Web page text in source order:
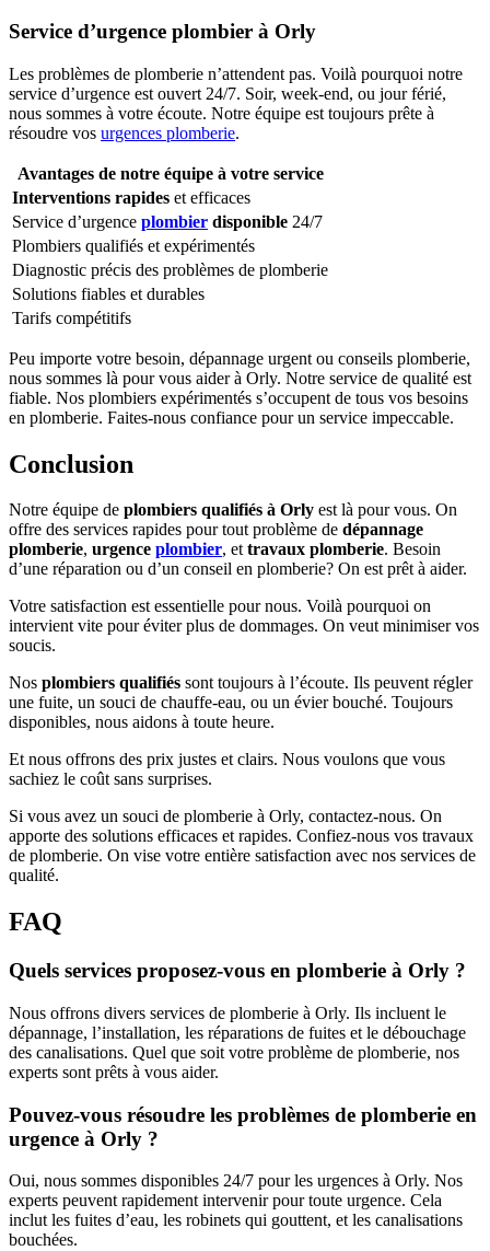
Service d’urgence plombier à Orly
Les problèmes de plomberie n’attendent pas. Voilà pourquoi notre
service d’urgence est ouvert 24/7. Soir, week-end, ou jour férié,
nous sommes à votre écoute. Notre équipe est toujours prête à
résoudre vos urgences plomberie.
Avantages de notre équipe à votre service
Interventions rapides et efficaces
Service d’urgence plombier disponible 24/7
Plombiers qualifiés et expérimentés
Diagnostic précis des problèmes de plomberie
Solutions fiables et durables
Tarifs compétitifs
Peu importe votre besoin, dépannage urgent ou conseils plomberie,
nous sommes là pour vous aider à Orly. Notre service de qualité est
fiable. Nos plombiers expérimentés s’occupent de tous vos besoins
en plomberie. Faites-nous confiance pour un service impeccable.
Conclusion
Notre équipe de plombiers qualifiés à Orly est là pour vous. On
offre des services rapides pour tout problème de dépannage
plomberie, urgence plombier, ettravaux plomberie. Besoin
d’une réparation ou d’un conseil en plomberie? On est prêt à aider.
Votre satisfaction est essentielle pour nous. Voilà pourquoi on
intervient vite pour éviter plus de dommages. On veut minimiser vos
soucis.
Nos plombiers qualifiés sont toujours à l’écoute. Ils peuvent régler
une fuite, un souci de chauffe-eau, ou un évier bouché. Toujours
disponibles, nous aidons à toute heure.
Et nous offrons des prix justes et clairs. Nous voulons que vous
sachiez le coût sans surprises.
Si vous avez un souci de plomberie à Orly, contactez-nous. On
apporte des solutions efficaces et rapides. Confiez-nous vos travaux
de plomberie. On vise votre entière satisfaction avec nos services de
qualité.
FAQ
Quels services proposez-vous en plomberie à Orly ?
Nous offrons divers services de plomberie à Orly. Ils incluent le
dépannage, l’installation, les réparations de fuites et le débouchage
des canalisations. Quel que soit votre problème de plomberie, nos
experts sont prêts à vous aider.
Pouvez-vous résoudre les problèmes de plomberie en
urgence à Orly ?
Oui, nous sommes disponibles 24/7 pour les urgences à Orly. Nos
experts peuvent rapidement intervenir pour toute urgence. Cela
inclut les fuites d’eau, les robinets qui gouttent, et les canalisations
bouchées.